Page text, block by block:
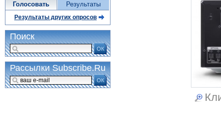
Голосовать Результаты
Результаты других опросов
Поиск
ОК
Рассылки Subscribe.Ru
ОК